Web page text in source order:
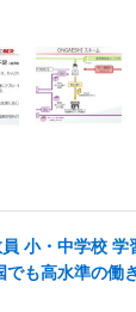
小・中学校 学
でも高水準の働